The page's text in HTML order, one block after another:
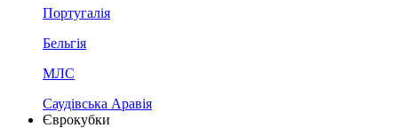
Португалія
Бельгія
МЛС
Саудівська Аравія
Єврокубки